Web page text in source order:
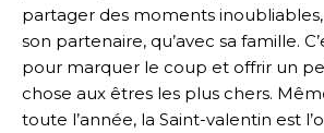
partager des moments
son partenaire, qu’avec sa famille.
pour marquer le coup et offrir un
chose aux êtres les plus chers.
toute l’année, la Saint-valentin est